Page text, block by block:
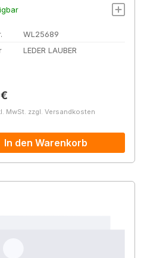
WL25689
LEDER LAUBER
Preis:
MwSt. zzgl. Versandkosten
In den Warenkorb